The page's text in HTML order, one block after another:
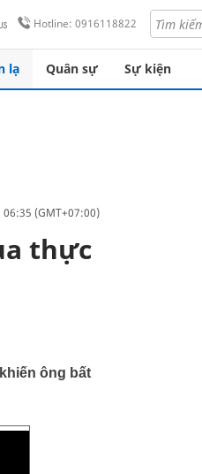
Hotline: 0916118822
lạ Quân sự Sự kiện
(GMT+07:00)
thực
ông bất